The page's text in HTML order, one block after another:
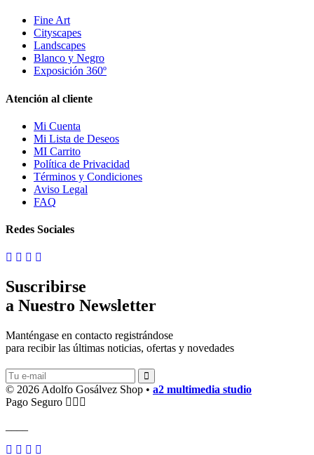
Fine Art
Cityscapes
Landscapes
Blanco y Negro
Exposición 360º
Atención al cliente
Mi Cuenta
Mi Lista de Deseos
MI Carrito
Política de Privacidad
Términos y Condiciones
Aviso Legal
FAQ
Redes Sociales
Suscribirse
a Nuestro Newsletter
Manténgase en contacto registrándose
para recibir las últimas noticias, ofertas y novedades
© 2026 Adolfo Gosálvez Shop • a2 multimedia studio
Pago Seguro